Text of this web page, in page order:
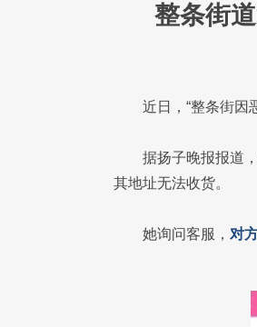
整条街
近日，“整条街因
据扬子晚报报道
其地址无法收货。
她询问客服， 对